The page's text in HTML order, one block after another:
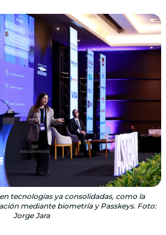
tecnologías ya consolidadas, como la
mediante biometría y Passkeys. Foto:
Jorge Jara